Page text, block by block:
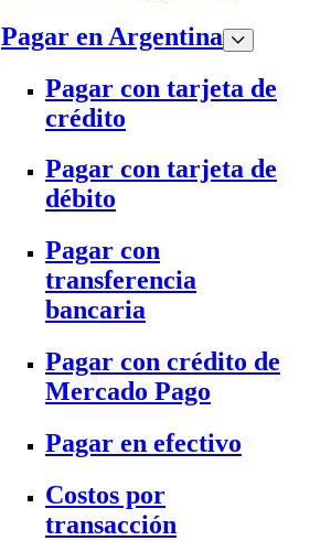
Pagar en Argentina
Pagar con tarjeta de
crédito
Pagar con tarjeta de
débito
Pagar con
transferencia
bancaria
Pagar con crédito de
Mercado Pago
Pagar en efectivo
Costos por
transacción